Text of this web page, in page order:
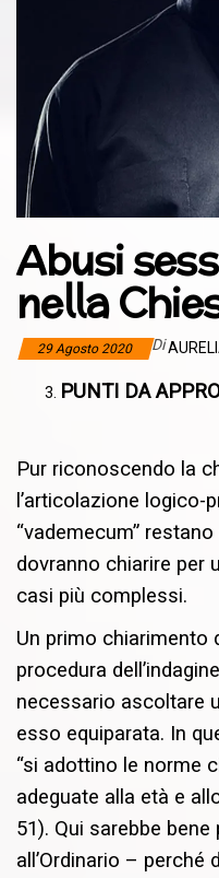
Abusi
nella
29 Agosto 2020 Di
PUNTI DA
Pur riconoscendo la
l’articolazione logico-
“vademecum”
dovranno chiarire per
casi più complessi.
Un primo chiarimento
procedura
necessario ascoltare
esso equiparata. In
“si adottino le norme
adeguate alla età e
51). Qui sarebbe
all’Ordinario – perché